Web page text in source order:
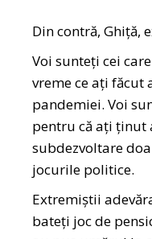
Din contră, Ghiță,
Voi sunteți cei
vreme ce ați
pandemiei. Voi
pentru că ați ținut
subdezvoltare
jocurile politice.
Extremiștii
bateți joc de